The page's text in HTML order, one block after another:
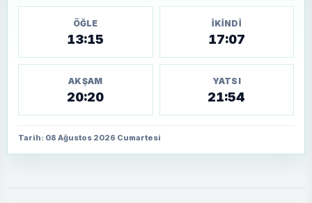
ÖĞLE
13:15
İKINDI
17:07
AKŞAM
20:20
YATSI
21:54
Tarih: 08 Ağustos 2026 Cumartesi